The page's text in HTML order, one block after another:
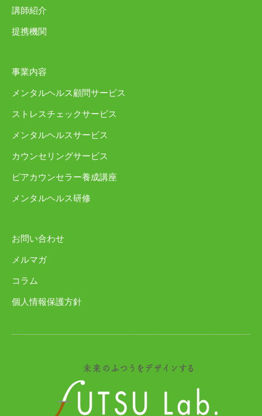
講師紹介
提携機関
事業内容
メンタルヘルス顧問サービス
ストレスチェックサービス
メンタルヘルスサービス
カウンセリングサービス
ピアカウンセラー養成講座
メンタルヘルス研修
お問い合わせ
メルマガ
コラム
個人情報保護方針